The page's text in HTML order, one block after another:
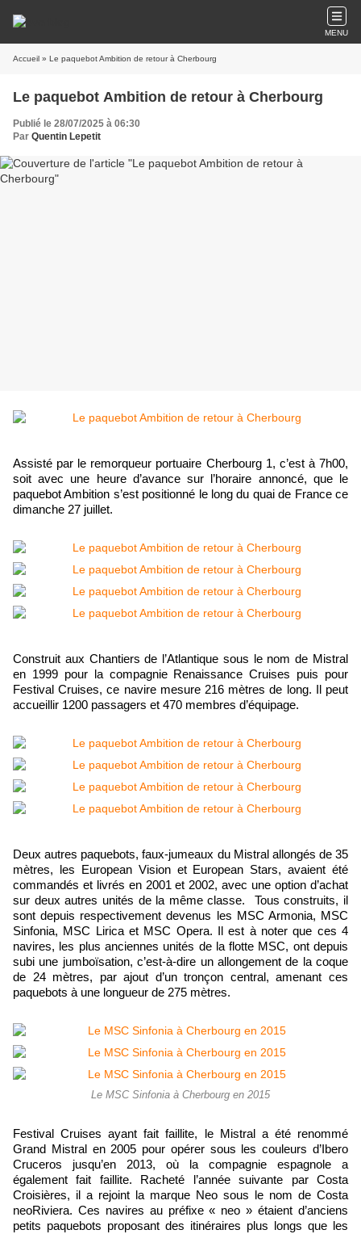
MENU
Accueil » Le paquebot Ambition de retour à Cherbourg
Le paquebot Ambition de retour à Cherbourg
Publié le 28/07/2025 à 06:30
Par Quentin Lepetit
Assisté par le remorqueur portuaire Cherbourg 1, c’est à 7h00,
soit avec une heure d’avance sur l’horaire annoncé, que le
paquebot Ambition s’est positionné le long du quai de France ce
dimanche 27 juillet.
Construit aux Chantiers de l’Atlantique sous le nom de Mistral
en 1999 pour la compagnie Renaissance Cruises puis pour
Festival Cruises, ce navire mesure 216 mètres de long. Il peut
accueillir 1200 passagers et 470 membres d’équipage.
Deux autres paquebots, faux-jumeaux du Mistral allongés de 35
mètres, les European Vision et European Stars, avaient été
commandés et livrés en 2001 et 2002, avec une option d’achat
sur deux autres unités de la même classe. Tous construits, il
sont depuis respectivement devenus les MSC Armonia, MSC
Sinfonia, MSC Lirica et MSC Opera. Il est à noter que ces 4
navires, les plus anciennes unités de la flotte MSC, ont depuis
subi une jumboïsation, c’est-à-dire un allongement de la coque
de 24 mètres, par ajout d’un tronçon central, amenant ces
paquebots à une longueur de 275 mètres.
Le MSC Sinfonia à Cherbourg en 2015
Festival Cruises ayant fait faillite, le Mistral a été renommé
Grand Mistral en 2005 pour opérer sous les couleurs d’Ibero
Cruceros jusqu’en 2013, où la compagnie espagnole a
également fait faillite. Racheté l’année suivante par Costa
Croisières, il a rejoint la marque Neo sous le nom de Costa
neoRiviera. Ces navires au préfixe « neo » étaient d’anciens
petits paquebots proposant des itinéraires plus longs que les